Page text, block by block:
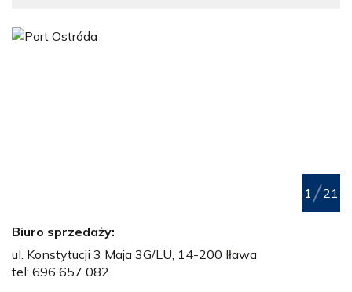
1 21
Biuro sprzedaży:
ul. Konstytucji 3 Maja 3G/LU, 14-200 Iława
tel: 696 657 082